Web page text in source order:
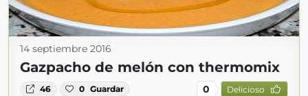
14 septiembre 2016
Gazpacho de melón con thermomix
46 0 Guardar 0 Delicioso